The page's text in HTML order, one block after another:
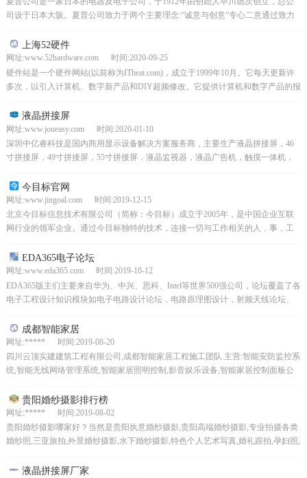
司设于日本大阪。夏普公司致力于两个主要理念:“诚意与创意”专心二意通过致力
上海52硬件
网址:www.52hardware.com 时间:2020-09-25
硬件站是一个硬件网站(以前称为ITheat.com)，成立于1999年10月。它每天更新许
多次，以引入计算机、数字新产品和DIY超频修改。它提供计算机和数字产品的报
液晶拼接屏
网址:www.joueasy.com 时间:2020-01-10
深圳中亿睿科技是国内商用显示设备解决方案服务商，主要生产液晶拼接屏，46
寸拼接屏，49寸拼接屏，55寸拼接屏，液晶监视器，液晶广告机，触摸一体机，
今目标官网
网址:www.jingoal.com 时间:2019-12-15
北京今目标信息技术有限公司（简称：今目标）成立于2005年，是中国企业互联
网行业的领军企业。通过今目标独特的技术，连接一切与工作相关的人，事，工
EDA365电子论坛
网址:www.eda365.com 时间:2019-10-12
EDA365版主们主要来自华为、中兴、思科、Intel等世界500强公司，论坛覆盖了各
电子工程设计知识模块如电子电路设计论坛，电路原理图设计，射频天线论坛、
成都智能家居
网址:***** 时间:2019-08-20
四川云顶实建建筑工程有限公司,成都智能家居工程施工团队.主营:智能安防监控系
统,智能无线网络管理系统,智能家居照明控制,影音娱乐设备,智能家居控制面板公
贵阳婚纱摄影排行榜
网址:***** 时间:2019-08-02
贵阳婚纱摄影哪家好？当然是贵阳执意婚纱摄影,贵阳高端婚纱摄影,专业拍摄各类
婚纱照,三亚旅拍,外景婚纱摄影,水下婚纱摄影,特色个人艺术写真,婚礼跟拍,孕妇照,
液晶拼接屏厂家